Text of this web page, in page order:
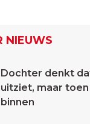
NIEUWS
Dochter denkt
uitziet, maar
binnen